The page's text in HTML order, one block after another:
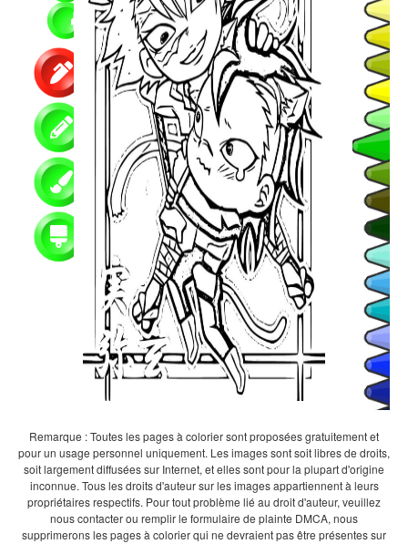
Remarque : Toutes les pages à colorier sont proposées gratuitement et
pour un usage personnel uniquement. Les images sont soit libres de droits,
soit largement diffusées sur Internet, et elles sont pour la plupart d'origine
inconnue. Tous les droits d'auteur sur les images appartiennent à leurs
propriétaires respectifs. Pour tout problème lié au droit d'auteur, veuillez
nous contacter ou remplir le formulaire de plainte DMCA, nous
supprimerons les pages à colorier qui ne devraient pas être présentes sur